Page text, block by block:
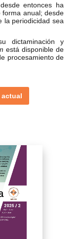
entonces ha
forma anual; desde
la periodicidad sea
dictaminación y
está disponible de
procesamiento de
actual